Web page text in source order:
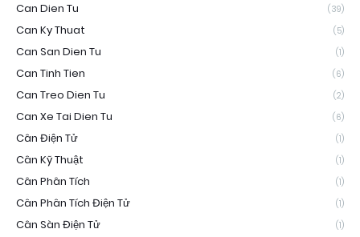
Can Dien Tu (39)
Can Ky Thuat (5)
Can San Dien Tu (1)
Can Tinh Tien (6)
Can Treo Dien Tu (2)
Can Xe Tai Dien Tu (6)
Cân Điện Tử (1)
Cân Kỹ Thuật (1)
Cân Phân Tích (1)
Cân Phân Tích Điện Tử (1)
Cân Sàn Điện Tử (1)